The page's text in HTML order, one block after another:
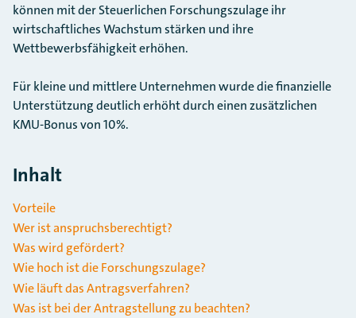
können mit der Steuerlichen Forschungszulage ihr
wirtschaftliches Wachstum stärken und ihre
Wettbewerbsfähigkeit erhöhen.
Für kleine und mittlere Unternehmen wurde die finanzielle
Unterstützung deutlich erhöht durch einen zusätzlichen
KMU-Bonus von 10%.
Inhalt
Vorteile
Wer ist anspruchsberechtigt?
Was wird gefördert?
Wie hoch ist die Forschungszulage?
Wie läuft das Antragsverfahren?
Was ist bei der Antragstellung zu beachten?